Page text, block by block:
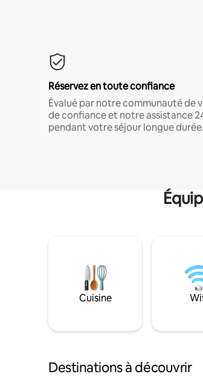
Réservez en toute confiance
Évalué par notre communauté de
de confiance et notre assistance
pendant votre séjour longue durée.
Cuisine
Destinations à découvrir